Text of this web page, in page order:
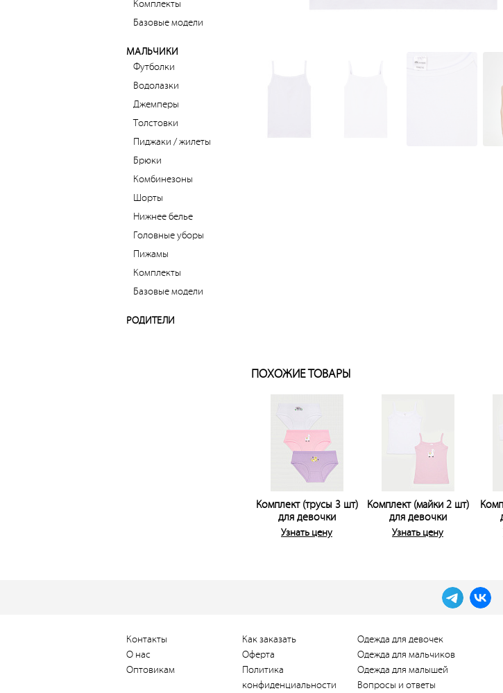
Комплекты
Базовые модели
МАЛЬЧИКИ
Футболки
Водолазки
Джемперы
Толстовки
Пиджаки / жилеты
Брюки
Комбинезоны
Шорты
Нижнее белье
Головные уборы
Пижамы
Комплекты
Базовые модели
РОДИТЕЛИ
ПОХОЖИЕ ТОВАРЫ
Комплект (трусы 3 шт)
для девочки
Узнать цену
Комплект (майки 2 шт)
для девочки
Узнать цену
Контакты
О нас
Оптовикам
Как заказать
Оферта
Политика
конфиденциальности
Одежда для девочек
Одежда для мальчиков
Одежда для малышей
Вопросы и ответы